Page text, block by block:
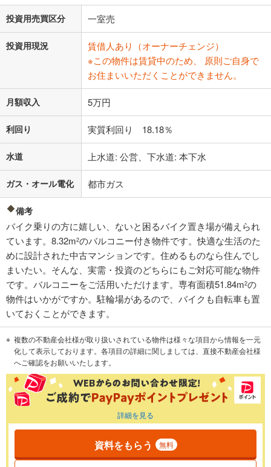
投資用売買区分 一室売
投資用現況
賃借人あり（オーナーチェンジ）
※この物件は賃貸中のため、 原則ご自身で
お住まいいただくことができません。
月額収入 5万円
利回り 実質利回り 18.18％
水道 上水道: 公営、下水道: 本下水
ガス・オール電化 都市ガス
備考
バイク乗りの方に嬉しい、ないと困るバイク置き場が備えられ
ています。8.32m2のバルコニー付き物件です。快適な生活のた
めに設計された中古マンションです。住めるものなら住んでし
まいたい。そんな、実需・投資のどちらにもご対応可能な物件
です。バルコニーをご活用いただけます。専有面積51.84m2の
物件はいかがですか。駐輪場があるので、バイクも自転車も置
いておくことができます。
複数の不動産会社様が取り扱いされている物件は様々な項目から情報を一元
化して表示しております。各項目の詳細に関しましては、直接不動産会社様
へご確認をお願いいたします。
詳細を見る
資料をもらう 無料